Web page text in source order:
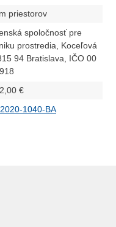
priestorov
spoločnosť pre
prostredia, Koceľová
94 Bratislava, IČO 00
€
1040-BA